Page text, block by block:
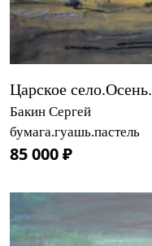
Царское село.Осень.
Бакин Сергей
бумага.гуашь.пастель
85 000 ₽